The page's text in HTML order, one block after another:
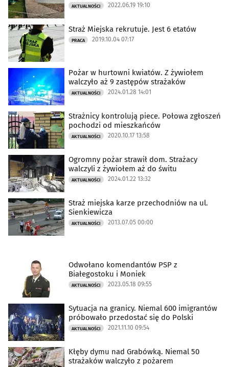
AKTUALNOŚCI 2022.06.19 19:10
Straż Miejska rekrutuje. Jest 6 etatów
PRACA 2019.10.04 07:17
Pożar w hurtowni kwiatów. Z żywiołem
walczyło aż 9 zastępów strażaków
AKTUALNOŚCI 2024.01.28 14:01
Strażnicy kontrolują piece. Połowa zgłoszeń
pochodzi od mieszkańców
AKTUALNOŚCI 2020.10.17 13:58
Ogromny pożar strawił dom. Strażacy
walczyli z żywiołem aż do świtu
AKTUALNOŚCI 2024.01.22 13:32
Straż miejska karze przechodniów na ul.
Sienkiewicza
AKTUALNOŚCI 2013.07.05 00:00
Odwołano komendantów PSP z
Białegostoku i Moniek
AKTUALNOŚCI 2023.05.18 09:55
Sytuacja na granicy. Niemal 600 imigrantów
próbowało przedostać się do Polski
AKTUALNOŚCI 2021.11.10 09:54
Kłęby dymu nad Grabówką. Niemal 50
strażaków walczyło z pożarem